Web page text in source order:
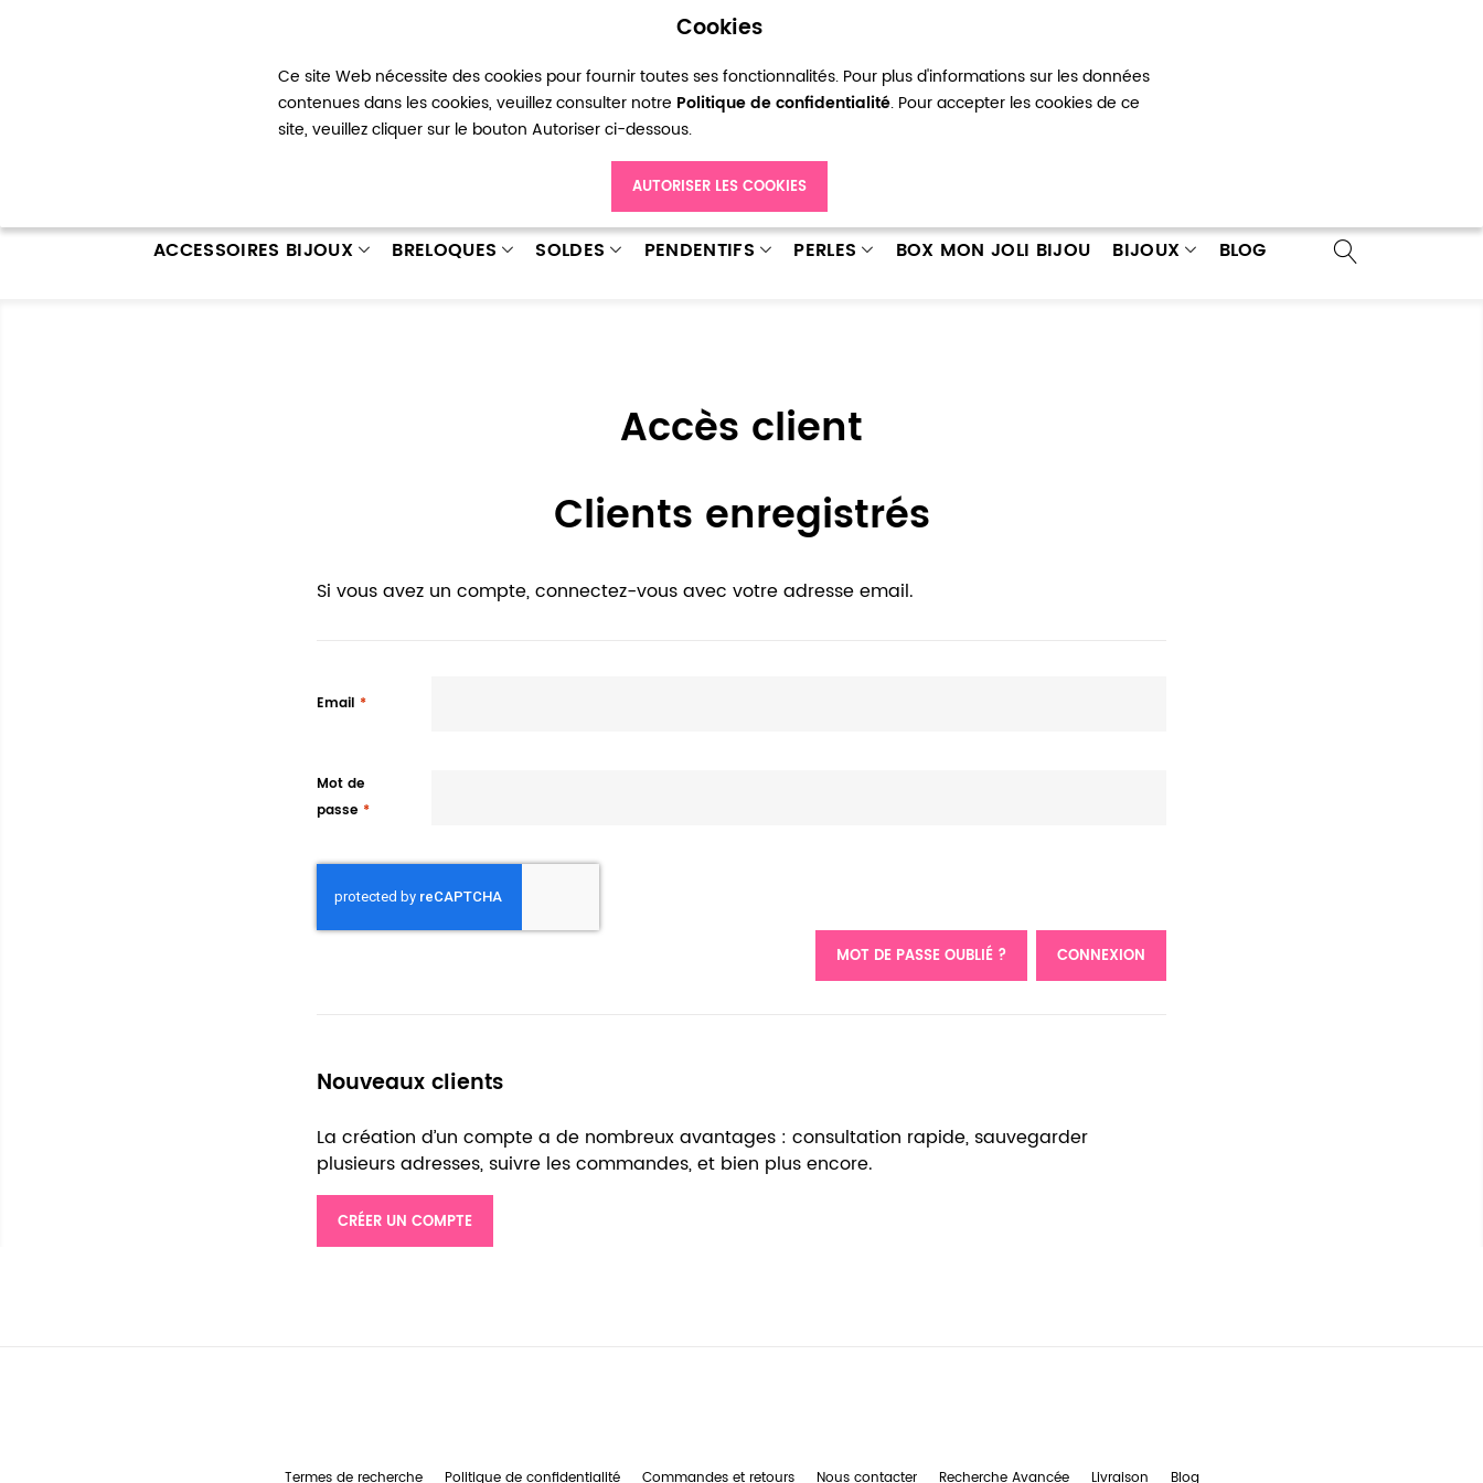
Cookies
Ce site Web nécessite des cookies pour fournir toutes ses fonctionnalités. Pour plus d'informations sur les données
contenues dans les cookies, veuillez consulter notre Politique de confidentialité. Pour accepter les cookies de ce
site, veuillez cliquer sur le bouton Autoriser ci-dessous.
AUTORISER LES COOKIES
Mon compte Ma liste d’envies Connexion Créer un compte
ACCESSOIRES BIJOUX BRELOQUES SOLDES PENDENTIFS PERLES BOX MON JOLI BIJOU BIJOUX BLOG
Accès client
Clients enregistrés
Si vous avez un compte, connectez-vous avec votre adresse email.
Email
Mot de
passe
CONNEXION
MOT DE PASSE OUBLIÉ ?
Nouveaux clients
La création d’un compte a de nombreux avantages : consultation rapide, sauvegarder
plusieurs adresses, suivre les commandes, et bien plus encore.
CRÉER UN COMPTE
Termes de recherche Politique de confidentialité Commandes et retours Nous contacter Recherche Avancée Livraison Blog